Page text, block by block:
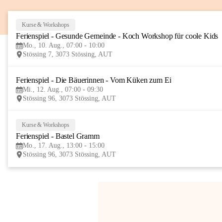
Kurse & Workshops
Ferienspiel - Gesunde Gemeinde - Koch Workshop für coole Kids
Mo., 10. Aug., 07:00 - 10:00
Stössing 7, 3073 Stössing, AUT
Ferienspiel - Die Bäuerinnen - Vom Küken zum Ei
Mi., 12. Aug., 07:00 - 09:30
Stössing 96, 3073 Stössing, AUT
Kurse & Workshops
Ferienspiel - Bastel Gramm
Mo., 17. Aug., 13:00 - 15:00
Stössing 96, 3073 Stössing, AUT